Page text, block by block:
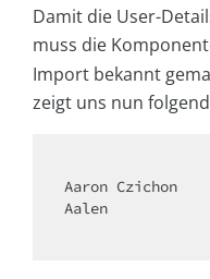
Damit die User-
muss die
Import bekannt
zeigt uns nun
Aaron Czichon
Aalen